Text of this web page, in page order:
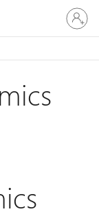
oturum
açın